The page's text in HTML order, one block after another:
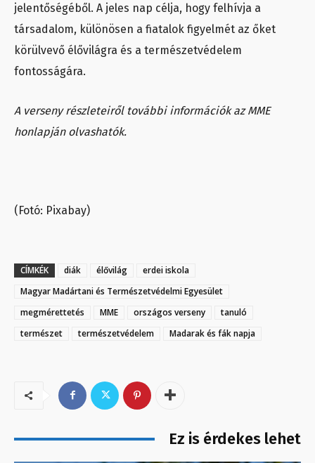
jelentőségéből. A jeles nap célja, hogy felhívja a
társadalom, különösen a fiatalok figyelmét az őket
körülvevő élővilágra és a természetvédelem
fontosságára.
A verseny részleteiről további információk az MME
honlapján olvashatók.
(Fotó: Pixabay)
CÍMKÉK diák élővilág
erdei iskola
Magyar Madártani és Természetvédelmi Egyesület
megmérettetés
MME országos verseny
tanuló
természet
természetvédelem Madarak és fák napja
Ez is érdekes lehet